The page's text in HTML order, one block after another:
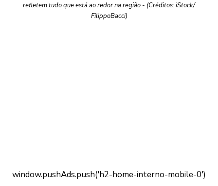
refletem tudo que está ao redor na região - (Créditos: iStock/
FilippoBacci)